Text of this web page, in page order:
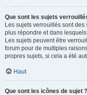
Que sont les sujets
Les sujets verrouillés sont
plus répondre et dans
Les sujets peuvent être
forum pour de multiples
propres sujets, si cela a été
Haut
Que sont les icônes de sujet ?